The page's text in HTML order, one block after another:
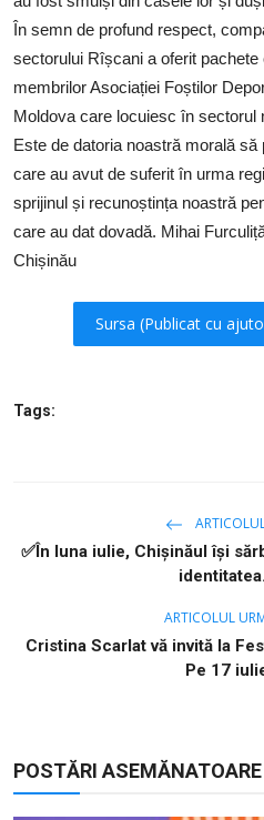
​În semn de profund respect,
sectorului Rîșcani a oferit
membrilor Asociației Foștilor
Moldova care locuiesc în sectorul
Este de datoria noastră morală
care au avut de suferit în urma
sprijinul și recunoștința noastră
care au dat dovadă. Mihai
Chișinău
Sursa (Publicat cu
Tags:
✅În luna iulie, Chișinăul își
ARTICOLUL
Cristina Scarlat vă invită la
Pe 17
POSTĂRI ASEMĂNATOARE